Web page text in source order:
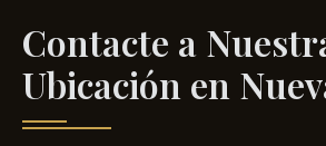
Contacte a
Ubicación en